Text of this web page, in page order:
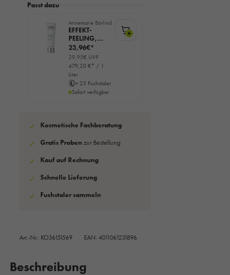
Passt dazu
Annemarie Börlind
EFFEKT-
PEELING,
50ml
23,96€*
29,95€ UVP
479,20 €* / 1
Liter
+ 23 Fuchstaler
Sofort verfügbar
+
✓ Kosmetische Fachberatung
✓ Gratis Proben zur Bestellung
✓ Kauf auf Rechnung
✓ Schnelle Lieferung
✓ Fuchstaler sammeln
Art.-Nr.: KO36151569 EAN: 4011061231896
Beschreibung